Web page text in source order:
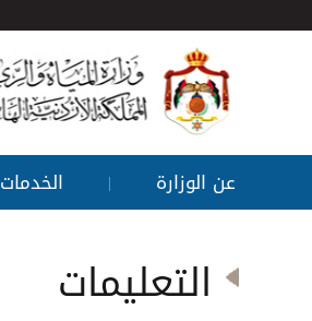
عن الوزارة | الخدمات
التعليمات